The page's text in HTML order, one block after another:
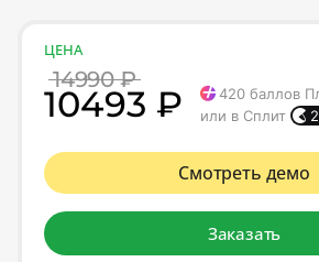
ЦЕНА
14990 ₽
10493 ₽ 420 баллов
или в Сплит
Смотреть демо
Заказать